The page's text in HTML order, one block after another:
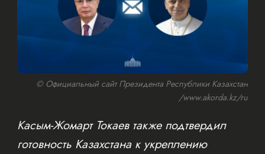
© Официальный сайт Президента Республики Казахстан
/www.akorda.kz/ru
Касым-Жомарт Токаев также подтвердил
готовность Казахстана к укреплению